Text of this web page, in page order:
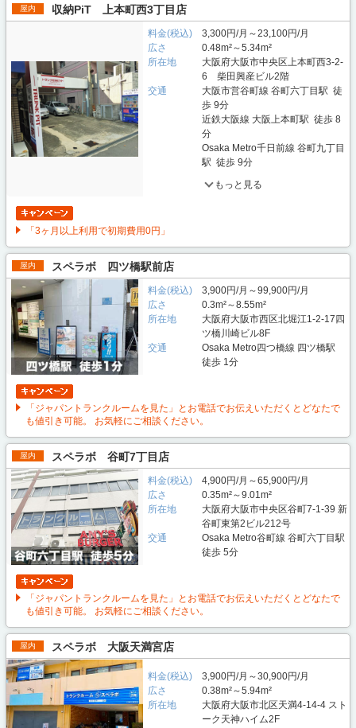
屋内 収納PiT 上本町西3丁目店
料金(税込)
3,300円/月～23,100円/月
広さ
0.48m²～5.34m²
所在地
大阪府大阪市中央区上本町西3-2-
6 柴田興産ビル2階
交通
大阪市営谷町線 谷町六丁目駅 徒
歩 9分
近鉄大阪線 大阪上本町駅 徒歩 8
分
Osaka Metro千日前線 谷町九丁目
駅 徒歩 9分
もっと見る
「3ヶ月以上利用で初期費用0円」
屋内 スペラボ 四ツ橋駅前店
料金(税込)
3,900円/月～99,900円/月
広さ
0.3m²～8.55m²
所在地
大阪府大阪市西区北堀江1-2-17四
ツ橋川崎ビル8F
交通
Osaka Metro四つ橋線 四ツ橋駅
徒歩 1分
「ジャパントランクルームを見た」とお電話でお伝えいただくとどなたで
も値引き可能。 お気軽にご相談ください。
屋内 スペラボ 谷町7丁目店
料金(税込)
4,900円/月～65,900円/月
広さ
0.35m²～9.01m²
所在地
大阪府大阪市中央区谷町7-1-39 新
谷町東第2ビル212号
交通
Osaka Metro谷町線 谷町六丁目駅
徒歩 5分
「ジャパントランクルームを見た」とお電話でお伝えいただくとどなたで
も値引き可能。 お気軽にご相談ください。
屋内 スペラボ 大阪天満宮店
料金(税込)
3,900円/月～30,900円/月
広さ
0.38m²～5.94m²
所在地
大阪府大阪市北区天満4-14-4 スト
ーク天神ハイム2F